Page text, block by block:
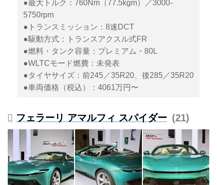
●最大トルク：760Nm（77.5kgm）／3000-
5750rpm
●トランスミッション：8速DCT
●駆動方式：トランスアクスル式FR
●燃料・タンク容量：プレミアム・80L
●WLTCモード燃費：未発表
●タイヤサイズ：前245／35R20、後285／35R20
●車両価格（税込）：4061万円〜
フェラーリ アマルフィ スパイダー 21